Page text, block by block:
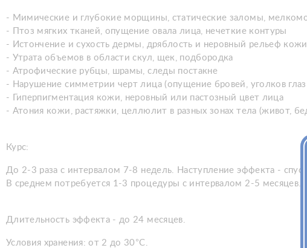
- Мимические и глубокие морщины, статические заломы,
- Птоз мягких тканей, опущение овала лица, нечеткие контуры
- Истончение и сухость дермы, дряблость и неровный рельеф кожи
- Утрата объемов в области скул, щек, подбородка
- Атрофические рубцы, шрамы, следы постакне
- Нарушение симметрии черт лица (опущение бровей, уголков
- Гиперпигментация кожи, неровный или пастозный цвет лица
- Атония кожи, растяжки, целлюлит в разных зонах тела (живот,
Курс:
До 2-3 раза с интервалом 7-8 недель. Наступление эффекта -
В среднем потребуется 1-3 процедуры с интервалом 2-5 месяцев.
Длительность эффекта - до 24 месяцев.
Условия хранения: от 2 до 30°С.